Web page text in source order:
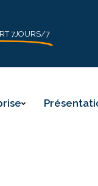
7JOURS/7